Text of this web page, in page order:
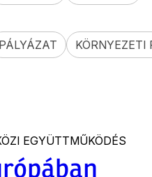
PÁLYÁZAT KÖRNYEZETI
EGYÜTTMŰKÖDÉS